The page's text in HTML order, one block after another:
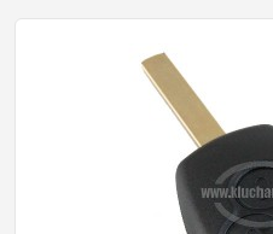
КУТИЙКИ И АВТОКЛЮЧОВЕ
АВТОКЛЮЧАЛКИ И ЧАСТИ